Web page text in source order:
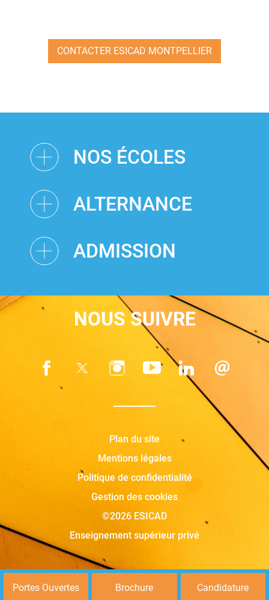
CONTACTER ESICAD MONTPELLIER
NOS ÉCOLES
ALTERNANCE
ADMISSION
NOUS SUIVRE
Plan du site
Mentions légales
Politique de confidentialité
Gestion des cookies
©2026 ESICAD
Enseignement supérieur privé
Portes Ouvertes Brochure Candidature